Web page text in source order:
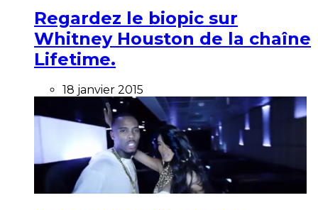
Regardez le biopic sur
Whitney Houston de la chaîne
Lifetime.
18 janvier 2015